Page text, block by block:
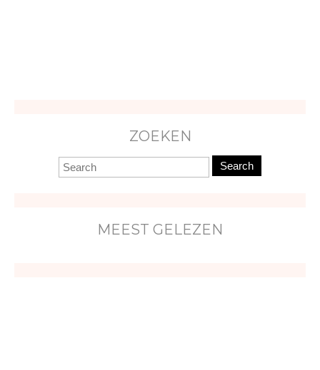
ZOEKEN
Search
MEEST GELEZEN